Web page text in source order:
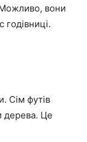
вони
годівниці.
Сім футів
дерева. Це